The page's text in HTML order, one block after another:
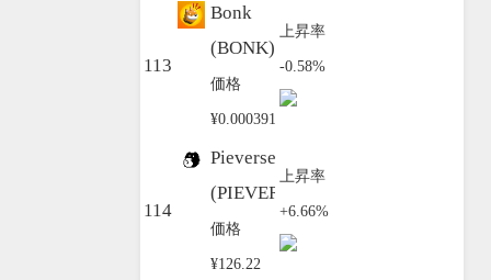
113
Bonk
(BONK)
価格
¥0.000391
上昇率
-0.58%
114
Pieverse
(PIEVERSE)
価格
¥126.22
上昇率
+6.66%